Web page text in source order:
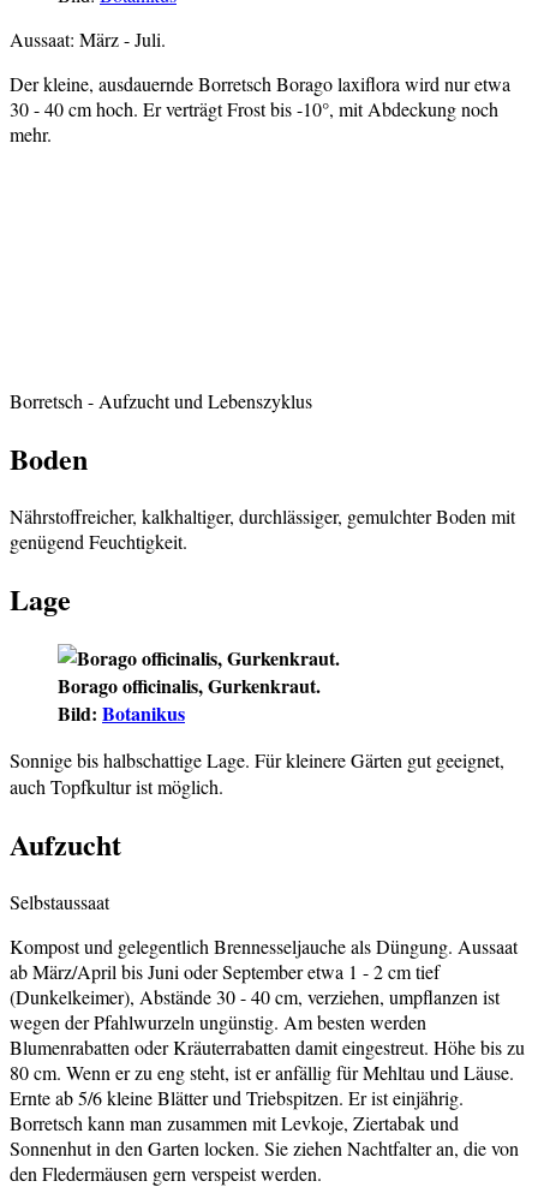
Aussaat: März - Juli.
Der kleine, ausdauernde Borretsch Borago laxiflora wird nur etwa
30 - 40 cm hoch. Er verträgt Frost bis -10°, mit Abdeckung noch
mehr.
Borretsch- Aufzucht und Lebenszyklus
Boden
Nährstoffreicher, kalkhaltiger, durchlässiger, gemulchter Boden mit
genügend Feuchtigkeit.
Lage
Borago officinalis, Gurkenkraut.
Bild: Botanikus
Sonnige bis halbschattige Lage. Für kleinere Gärten gut geeignet,
auch Topfkultur ist möglich.
Aufzucht
Selbstaussaat
Kompost und gelegentlich Brennesseljauche als Düngung. Aussaat
ab März/April bis Juni oder September etwa 1 - 2 cm tief
(Dunkelkeimer), Abstände 30 - 40 cm, verziehen, umpflanzen ist
wegen der Pfahlwurzeln ungünstig. Am besten werden
Blumenrabatten oder Kräuterrabatten damit eingestreut. Höhe bis zu
80 cm. Wenn er zu eng steht, ist er anfällig für Mehltau und Läuse.
Ernte ab 5/6 kleine Blätter und Triebspitzen. Er ist einjährig.
Borretsch kann man zusammen mit Levkoje, Ziertabak und
Sonnenhut in den Garten locken. Sie ziehen Nachtfalter an, die von
den Fledermäusen gern verspeist werden.